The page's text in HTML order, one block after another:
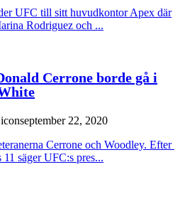
UFC till sitt huvudkontor Apex där
Rodriguez och ...
Cerrone borde gå i
september 22, 2020
Cerrone och Woodley. Efter
11 säger UFC:s pres...